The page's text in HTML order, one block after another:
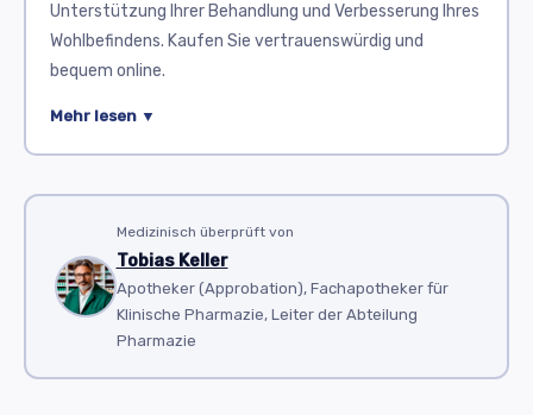
Unterstützung Ihrer Behandlung und Verbesserung Ihres
Wohlbefindens. Kaufen Sie vertrauenswürdig und
bequem online.
Die Behandlung von Krebs erfordert oft eine
zielgerichtete Therapien eingesetzt. In dieser Kategorie
finden Sie wichtige Medikamente, die zur Behandlung
verschiedener Krebsarten genutzt werden.
Aldaraist ein Wirkstoff mit dem Wirkprinzip der
Immunstimulation. Es wird häufig bei oberflächlichen
Mehr lesen ▼
Medizinisch überprüft von
Tobias Keller
Apotheker (Approbation), Fachapotheker für
Klinische Pharmazie, Leiter der Abteilung
Pharmazie